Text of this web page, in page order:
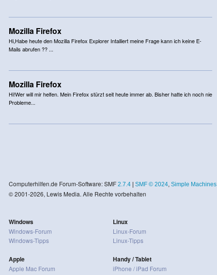
Mozilla Firefox
Hi,Habe heute den Mozilla Firefox Explorer Intalliert meine Frage kann ich keine E-
Mails abrufen ?? ...
Mozilla Firefox
Hi!Wer will mir helfen. Mein Firefox stürzt seit heute immer ab. Bisher hatte ich noch nie
Probleme...
Computerhilfen.de Forum-Software: SMF 2.7.4| SMF © 2024, Simple Machines
© 2001-2026, Lewis Media. Alle Rechte vorbehalten
Windows
Windows-Forum
Windows-Tipps
Apple
Apple Mac Forum
Linux
Linux-Forum
Linux-Tipps
Handy / Tablet
iPhone / iPad Forum